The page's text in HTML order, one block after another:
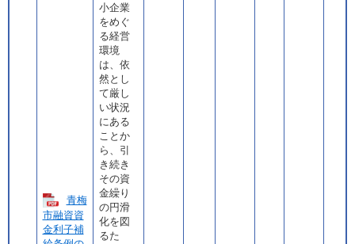
青梅
市融資資
金利子補
小企業
をめぐ
る経営
環境
は、依
然とし
て厳し
い状況
にある
ことか
ら、引
き続き
その資
金繰り
の円滑
化を図
るた